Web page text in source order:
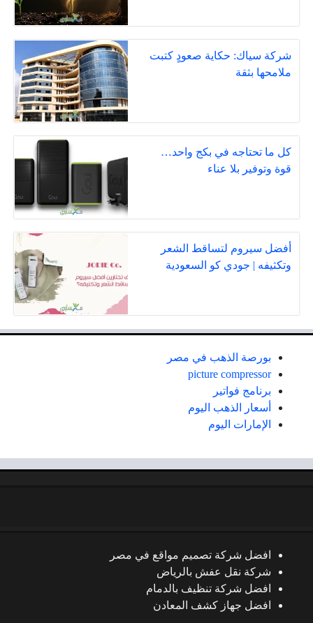
شركة سياك: حكاية صعودٍ كتبت
ملامحها بثقة
كل ما تحتاجه في بكج واحد…
قوة وتوفير بلا عناء
أفضل سيروم لتساقط الشعر
وتكثيفه | جودي كو السعودية
بورصة الذهب في مصر
picture compressor
برنامج فواتير
أسعار الذهب اليوم
الإمارات اليوم
افضل شركة تصميم مواقع في مصر
شركة نقل عفش بالرياض
افضل شركة تنظيف بالدمام
افضل جهاز كشف المعادن